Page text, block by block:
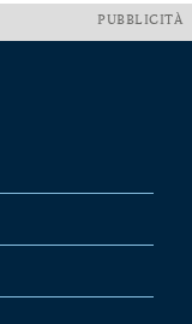
PUBBLICITÀ